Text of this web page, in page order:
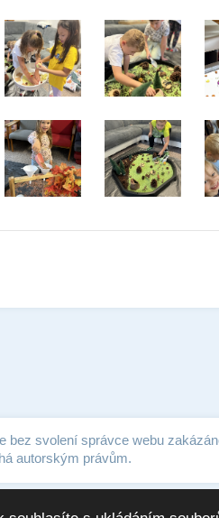
bez svolení správce webu
autorským právům.